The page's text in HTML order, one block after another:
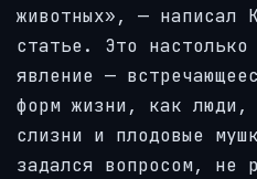
животных», — написал
статье. Это настолько
явление —
форм жизни, как люди,
слизни и плодовые
задался вопросом, не